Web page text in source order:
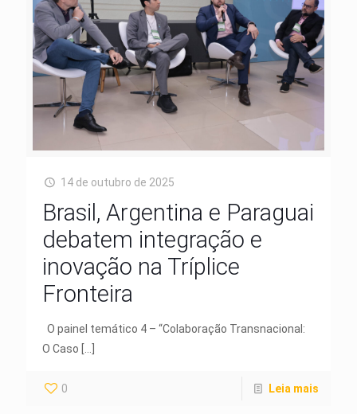
14 de outubro de 2025
Brasil, Argentina e Paraguai
debatem integração e
inovação na Tríplice
Fronteira
O painel temático 4 – “Colaboração Transnacional:
O Caso […]
0 Leia mais